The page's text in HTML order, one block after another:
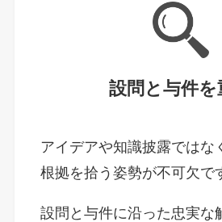
設問と与件を
アイデアや知識披露ではな
根拠を拾う姿勢が不可欠で
設問と与件に沿った忠実な